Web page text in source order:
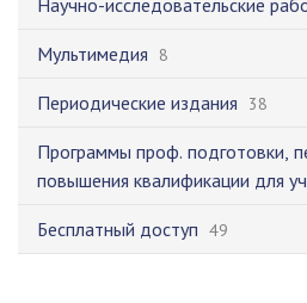
Научно-исследовательские
Мультимедия 8
Периодические издания 38
Программы проф. подготовки,
повышения квалификации для
Бесплатный доступ 49